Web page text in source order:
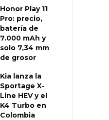
Honor Play 11
Pro: precio,
batería de
7.000 mAh y
solo 7,34 mm
de grosor
Kia lanza la
Sportage X-
Line HEV y el
K4 Turbo en
Colombia